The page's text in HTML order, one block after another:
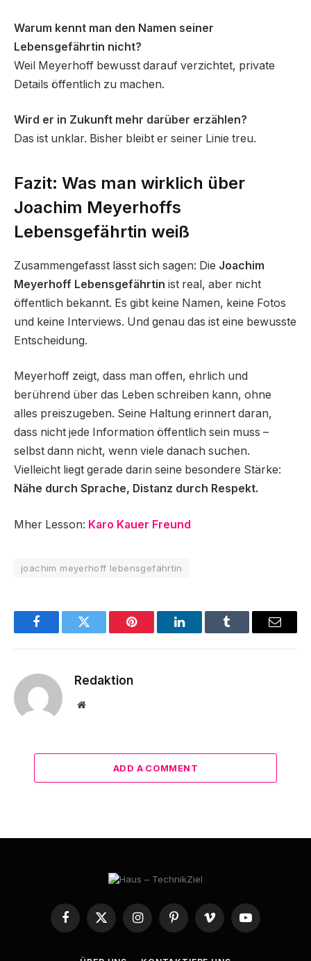
Warum kennt man den Namen seiner
Lebensgefährtin nicht?
Weil Meyerhoff bewusst darauf verzichtet, private
Details öffentlich zu machen.
Wird er in Zukunft mehr darüber erzählen?
Das ist unklar. Bisher bleibt er seiner Linie treu.
Fazit: Was man wirklich über
Joachim Meyerhoffs
Lebensgefährtin weiß
Zusammengefasst lässt sich sagen: Die Joachim
Meyerhoff Lebensgefährtin ist real, aber nicht
öffentlich bekannt. Es gibt keine Namen, keine Fotos
und keine Interviews. Und genau das ist eine bewusste
Entscheidung.
Meyerhoff zeigt, dass man offen, ehrlich und
berührend über das Leben schreiben kann, ohne
alles preiszugeben. Seine Haltung erinnert daran,
dass nicht jede Information öffentlich sein muss –
selbst dann nicht, wenn viele danach suchen.
Vielleicht liegt gerade darin seine besondere Stärke:
Nähe durch Sprache, Distanz durch Respekt.
Mher Lesson: Karo Kauer Freund
joachim meyerhoff lebensgefährtin
FacebookTwitter Pinterest LinkedInTumblr Email
Redaktion
Website
ADD A COMMENT
Facebook
X
(Twitter)
InstagramPinterestVimeo YouTube